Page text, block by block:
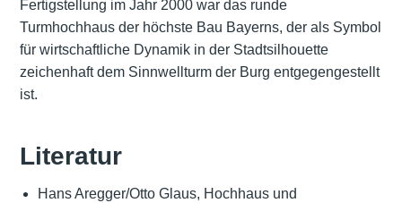
Fertigstellung im Jahr 2000 war das runde
Turmhochhaus der höchste Bau Bayerns, der als Symbol
für wirtschaftliche Dynamik in der Stadtsilhouette
zeichenhaft dem Sinnwellturm der Burg entgegengestellt
ist.
Literatur
Hans Aregger/Otto Glaus, Hochhaus und